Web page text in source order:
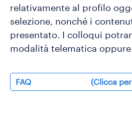
relativamente al profilo
selezione, nonché i
presentato. I colloqui
modalità telematica oppure
FAQ (Clicca